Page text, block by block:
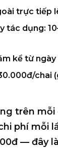
trực tiếp
tác dụng:
kể từ ngày
chai
trên mỗi
phí mỗi
— đây